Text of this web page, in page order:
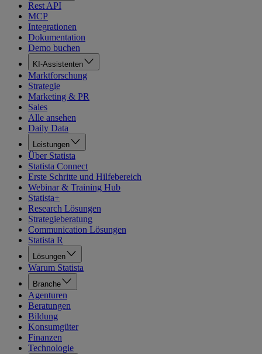
Rest API
MCP
Integrationen
Dokumentation
Demo buchen
KI-Assistenten
Marktforschung
Strategie
Marketing & PR
Sales
Alle ansehen
Daily Data
Leistungen
Über Statista
Statista Connect
Erste Schritte und Hilfebereich
Webinar & Training Hub
Statista+
Research Lösungen
Strategieberatung
Communication Lösungen
Statista R
Lösungen
Warum Statista
Branche
Agenturen
Beratungen
Bildung
Konsumgüter
Finanzen
Technologie